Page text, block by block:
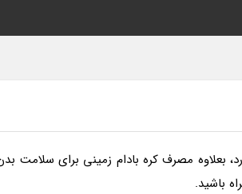
بعلاوه مصرف کره بادام زمینی برای سلامت
باشید.